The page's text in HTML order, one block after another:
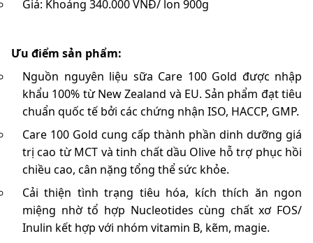
Giá: Khoảng 340.000 VNĐ/ lon 900g
Ưu điểm sản phẩm:
Nguồn nguyên liệu sữa Care 100 Gold được nhập
khẩu 100% từ New Zealand và EU. Sản phẩm đạt tiêu
chuẩn quốc tế bởi các chứng nhận ISO, HACCP, GMP.
Care 100 Gold cung cấp thành phần dinh dưỡng giá
trị cao từ MCT và tinh chất dầu Olive hỗ trợ phục hồi
chiều cao, cân nặng tổng thể sức khỏe.
Cải thiện tình trạng tiêu hóa, kích thích ăn ngon
miệng nhờ tổ hợp Nucleotides cùng chất xơ FOS/
Inulin kết hợp với nhóm vitamin B, kẽm, magie.